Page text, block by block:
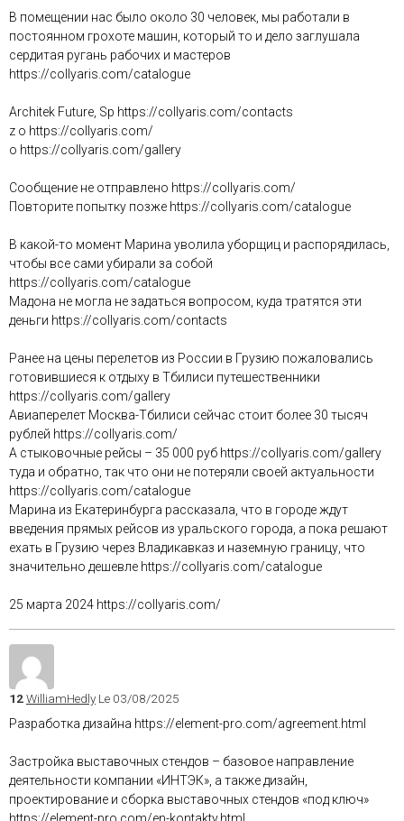
В помещении нас было около 30 человек, мы работали в
постоянном грохоте машин, который то и дело заглушала
сердитая ругань рабочих и мастеров
https://collyaris.com/catalogue
Architek Future, Sp https://collyaris.com/contacts
z o https://collyaris.com/
o https://collyaris.com/gallery
Сообщение не отправлено https://collyaris.com/
Повторите попытку позже https://collyaris.com/catalogue
В какой-то момент Марина уволила уборщиц и распорядилась,
чтобы все сами убирали за собой
https://collyaris.com/catalogue
Мадона не могла не задаться вопросом, куда тратятся эти
деньги https://collyaris.com/contacts
Ранее на цены перелетов из России в Грузию пожаловались
готовившиеся к отдыху в Тбилиси путешественники
https://collyaris.com/gallery
Авиаперелет Москва-Тбилиси сейчас стоит более 30 тысяч
рублей https://collyaris.com/
А стыковочные рейсы – 35 000 руб https://collyaris.com/gallery
туда и обратно, так что они не потеряли своей актуальности
https://collyaris.com/catalogue
Марина из Екатеринбурга рассказала, что в городе ждут
введения прямых рейсов из уральского города, а пока решают
ехать в Грузию через Владикавказ и наземную границу, что
значительно дешевле https://collyaris.com/catalogue
25 марта 2024 https://collyaris.com/
12WilliamHedly Le 03/08/2025
Разработка дизайна https://element-pro.com/agreement.html
Застройка выставочных стендов – базовое направление
деятельности компании «ИНТЭК», а также дизайн,
проектирование и сборка выставочных стендов «под ключ»